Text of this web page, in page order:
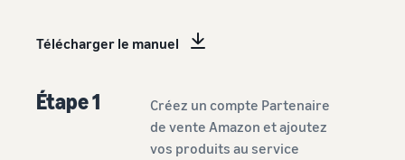
Télécharger le manuel
Étape 1
Créez un compte Partenaire
de vente Amazon et ajoutez
vos produits au service